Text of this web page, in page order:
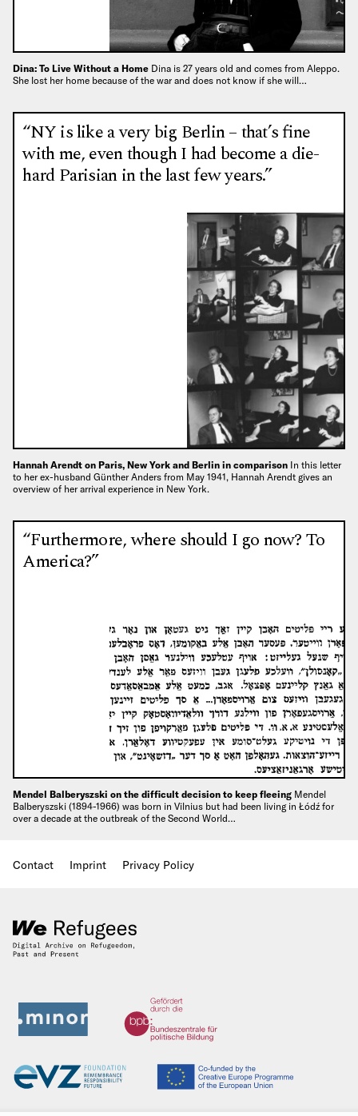
Dina: To Live Without a Home Dina is 27 years old and comes from Aleppo.
She lost her home because of the war and does not know if she will…
“NY is like a very big Berlin – that’s fine
with me, even though I had become a die-
hard Parisian in the last few years.”
Hannah Arendt on Paris, New York and Berlin in comparison In this letter
to her ex-husband Günther Anders from May 1941, Hannah Arendt gives an
overview of her arrival experience in New York.
“Furthermore, where should I go now? To
America?”
Mendel Balberyszski on the difficult decision to keep fleeing Mendel
Balberyszski (1894-1966) was born in Vilnius but had been living in Łódź for
over a decade at the outbreak of the Second World…
Contact Imprint Privacy Policy